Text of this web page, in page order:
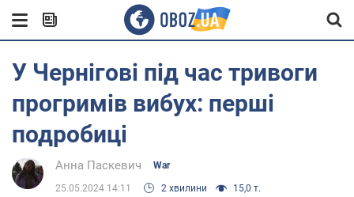
У Чернігові під час тривоги
прогримів вибух: перші
подробиці
Анна Паскевич War
25.05.2024 14:11 2 хвилини 15,0 т.